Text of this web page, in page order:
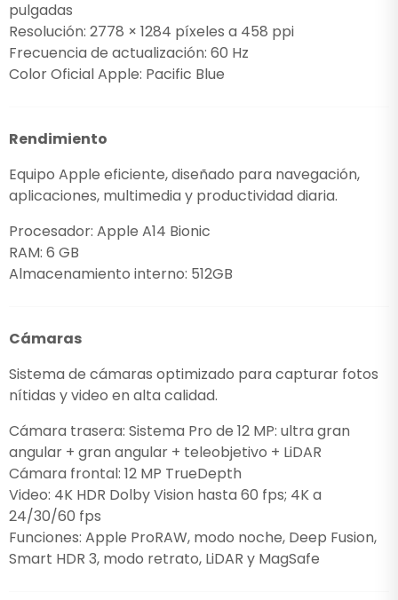
pulgadas
Resolución: 2778 × 1284 píxeles a 458 ppi
Frecuencia de actualización: 60 Hz
Color Oficial Apple: Pacific Blue
Rendimiento
Equipo Apple eficiente, diseñado para navegación,
aplicaciones, multimedia y productividad diaria.
Procesador: Apple A14 Bionic
RAM: 6 GB
Almacenamiento interno: 512GB
Cámaras
Sistema de cámaras optimizado para capturar fotos
nítidas y video en alta calidad.
Cámara trasera: Sistema Pro de 12 MP: ultra gran
angular + gran angular + teleobjetivo + LiDAR
Cámara frontal: 12 MP TrueDepth
Video: 4K HDR Dolby Vision hasta 60 fps; 4K a
24/30/60 fps
Funciones: Apple ProRAW, modo noche, Deep Fusion,
Smart HDR 3, modo retrato, LiDAR y MagSafe